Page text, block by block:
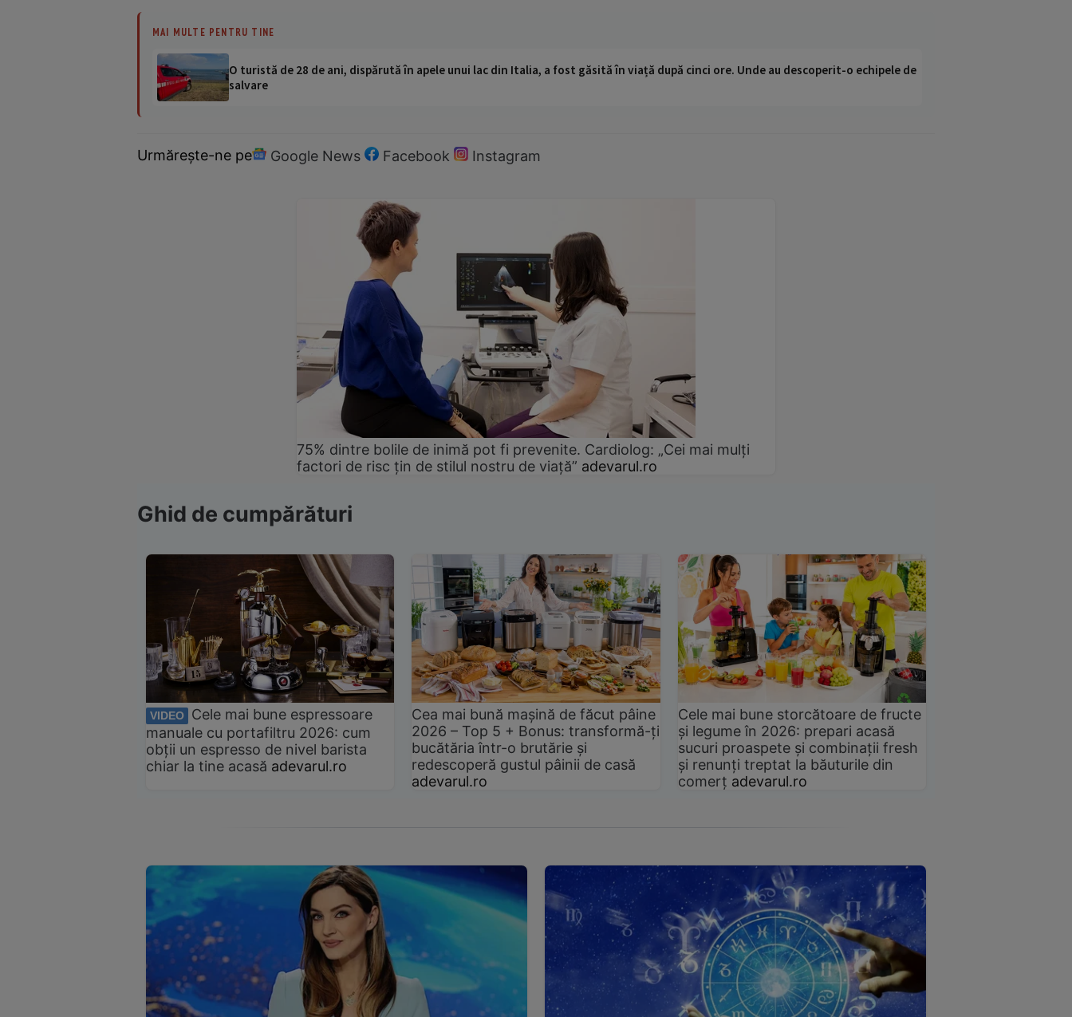
MAI MULTE PENTRU TINE
O turistă de 28 de ani, dispărută în apele unui lac din Italia, a fost găsită în viață după cinci ore. Unde au descoperit-o echipele de
salvare
Urmărește-ne pe Google News Facebook Instagram
75% dintre bolile de inimă pot fi prevenite. Cardiolog: „Cei mai mulți
factori de risc țin de stilul nostru de viață” adevarul.ro
Ghid de cumpărături
VIDEO
Cele mai bune espressoare
manuale cu portafiltru 2026: cum
obții un espresso de nivel barista
chiar la tine acasă adevarul.ro
Cea mai bună mașină de făcut pâine
2026 – Top 5 + Bonus: transformă-ți
bucătăria într-o brutărie și
redescoperă gustul pâinii de casă
adevarul.ro
Cele mai bune storcătoare de fructe
și legume în 2026: prepari acasă
sucuri proaspete și combinații fresh
și renunți treptat la băuturile din
comerț adevarul.ro